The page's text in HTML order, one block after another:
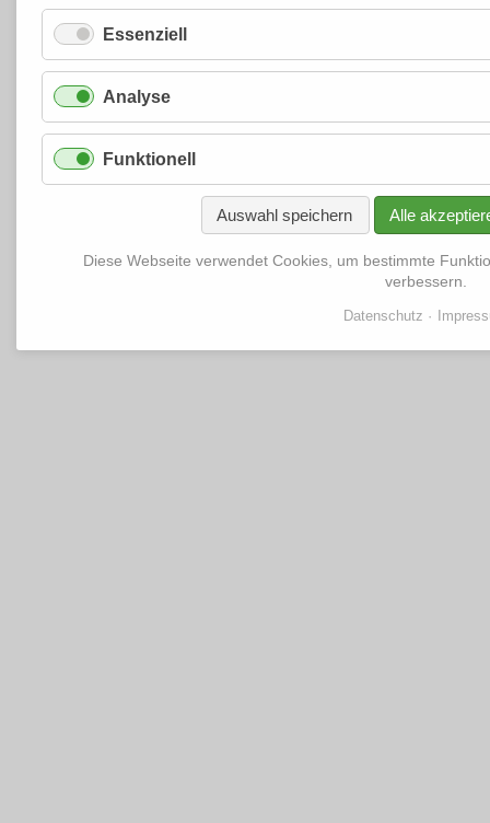
Essenziell
Analyse
Funktionell
Auswahl speichern Alle
Diese Webseite verwendet Cookies, um bestimmte
verbessern.
Datenschutz